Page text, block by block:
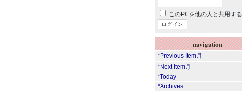
このPCを他の人と共用する
navigation
*Previous Item月
*Next Item月
*Today
*Archives